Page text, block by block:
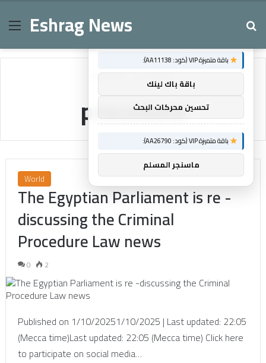
MenuEshrag News
Home/procedure
procedure
World
The Egyptian Parliament is re -
discussing the Criminal
Procedure Law news
0 2
Published on 1/10/20251/10/2025 | Last updated: 22:05
(Mecca time)Last updated: 22:05 (Mecca time) Click here
to participate on social media…
×
باقة متميزة VIP (كود: AA11138):
باقة باك لينك
تحسين محركات البحث
باقة متميزة VIP (كود: AA26790):
ماسنجر المسلم